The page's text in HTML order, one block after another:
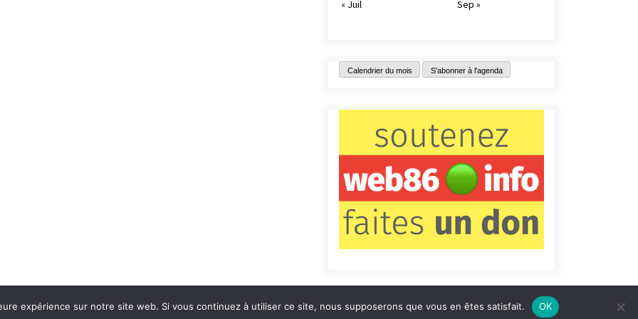
« Juil
Sep »
Calendrier du mois S'abonner à l'agenda
Contact Qui sommes-nous ? Informations légales
expérience sur notre site web. Si vous continuez à utiliser ce site, nous supposerons que vous en êtes satisfait. OK